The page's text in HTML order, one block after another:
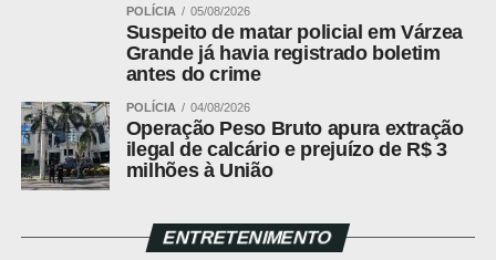
Para a supervisora da Assistência Técnica e Gerencial
(ATeG) do Serviço Nacional de Aprendizagem Rural de
Mato Grosso (Senar MT), Cristiani Santos Bernini, além
se destaca como um espaço de conhecimento, troca de
experiências e incentivo à cacauicultura. A programação
aproxima produtores, consumidores e interessados na
cultura do cacau, promovendo oportunidades de
capacitação, agregação de valor aos produtos e
ampliação de mercados. Para o Senar Mato Grosso, a
POLÍCIA 05/08/2026
Suspeito de matar policial em Várzea
Grande já havia registrado boletim
antes do crime
POLÍCIA 04/08/2026
Operação Peso Bruto apura extração
ilegal de calcário e prejuízo de R$ 3
milhões à União
ENTRETENIMENTO